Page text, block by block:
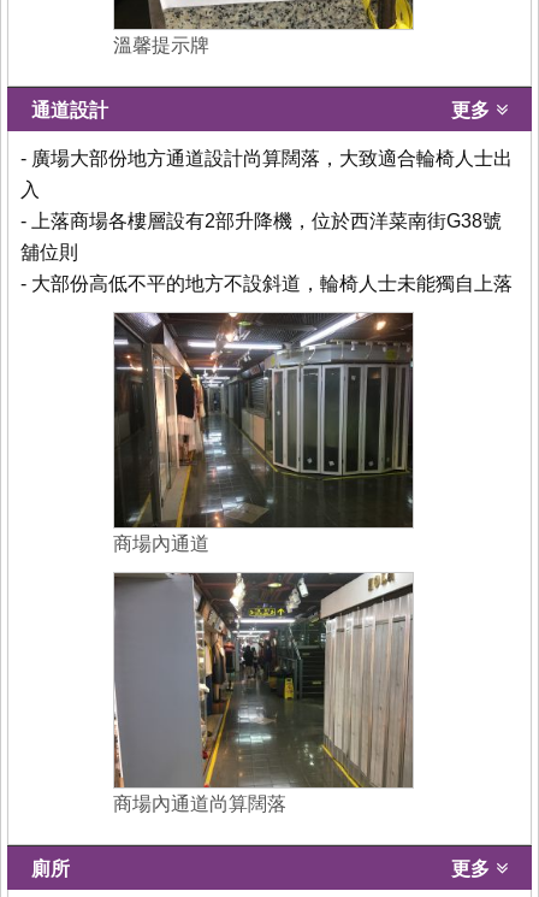
溫馨提示牌
通道設計 更多
- 廣場大部份地方通道設計尚算闊落，大致適合輪椅人士出
入
- 上落商場各樓層設有2部升降機，位於西洋菜南街G38號
舖位則
- 大部份高低不平的地方不設斜道，輪椅人士未能獨自上落
商場內通道
商場內通道尚算闊落
廁所 更多